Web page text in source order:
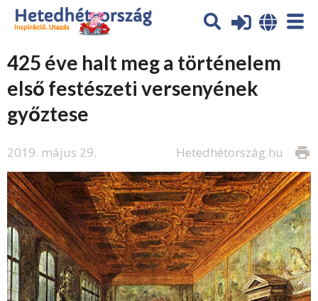
425 éve halt meg a történelem
első festészeti versenyének
győztese
2019. május 29. print
Hetedhétország.hu